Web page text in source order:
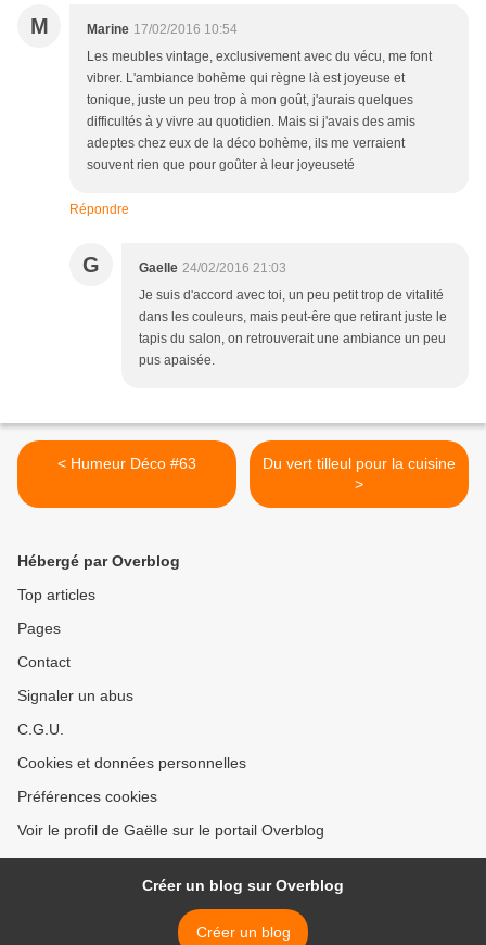
M Marine 17/02/2016 10:54
Les meubles vintage, exclusivement avec du vécu, me font
vibrer. L'ambiance bohème qui règne là est joyeuse et
tonique, juste un peu trop à mon goût, j'aurais quelques
difficultés à y vivre au quotidien. Mais si j'avais des amis
adeptes chez eux de la déco bohème, ils me verraient
souvent rien que pour goûter à leur joyeuseté
Répondre
G Gaelle 24/02/2016 21:03
Je suis d'accord avec toi, un peu petit trop de vitalité
dans les couleurs, mais peut-êre que retirant juste le
tapis du salon, on retrouverait une ambiance un peu
pus apaisée.
< Humeur Déco #63
Du vert tilleul pour la cuisine
>
Hébergé par Overblog
Top articles
Pages
Contact
Signaler un abus
C.G.U.
Cookies et données personnelles
Préférences cookies
Voir le profil de Gaëlle sur le portail Overblog
Créer un blog sur Overblog
Créer un blog